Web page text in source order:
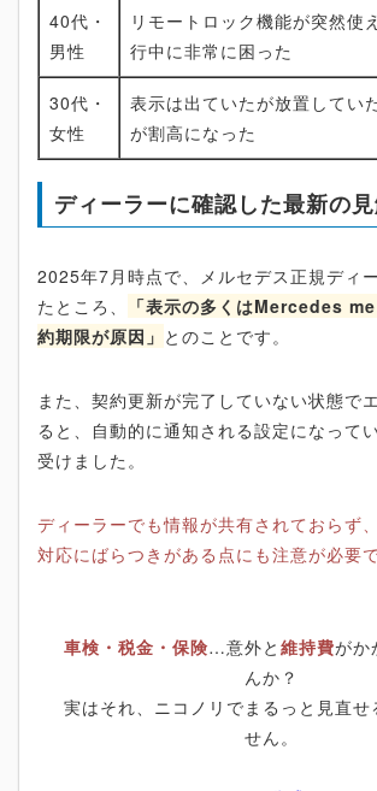
40代・
男性
リモートロック機能が突然使
行中に非常に困った
30代・
女性
表示は出ていたが放置してい
が割高になった
ディーラーに確認した最新の
2025年7月時点で、メルセデス正規ディ
たところ、
「表示の多くはMercedes
約期限が原因」 とのことです。
また、契約更新が完了していない状態で
ると、自動的に通知される設定になって
受けました。
ディーラーでも情報が共有されておらず
対応にばらつきがある点にも注意が必要で
車検・税金・保険…意外と 維持費がか
んか？
実はそれ、ニコノリでまるっと見直せ
せん。